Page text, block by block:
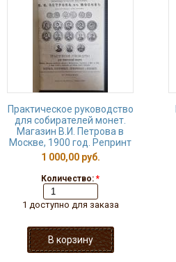
Практическое руководство
для собирателей монет.
Магазин В.И. Петрова в
Москве, 1900 год. Репринт
1 000,00 руб.
Количество: *
1 доступно для заказа